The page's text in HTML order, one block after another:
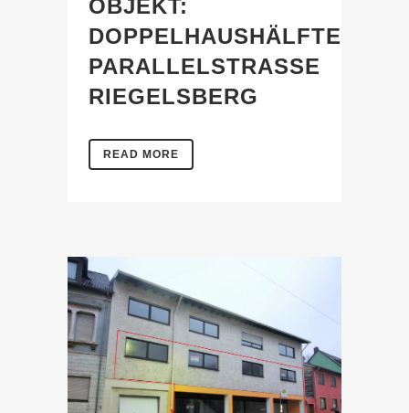
OBJEKT:
DOPPELHAUSHÄLFTE
PARALLELSTRASSE R
IEGELSBERG
READ MORE